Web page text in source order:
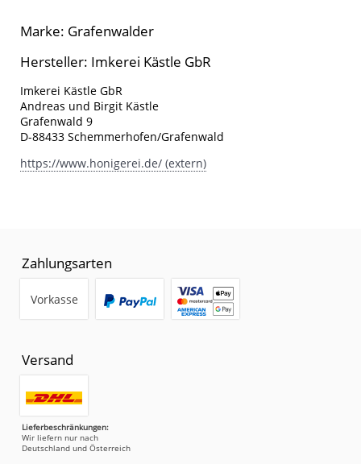
Marke: Grafenwalder
Hersteller: Imkerei Kästle GbR
Imkerei Kästle GbR
Andreas und Birgit Kästle
Grafenwald 9
D-88433 Schemmerhofen/Grafenwald
https://www.honigerei.de/ (extern)
Zahlungsarten
Vorkasse
Versand
Lieferbeschränkungen:
Wir liefern nur nach
Deutschland und Österreich